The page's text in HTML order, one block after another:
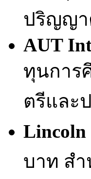
ปริญญา
AUT
ทุนการ
ตรีและ
Lincoln
บาท ส